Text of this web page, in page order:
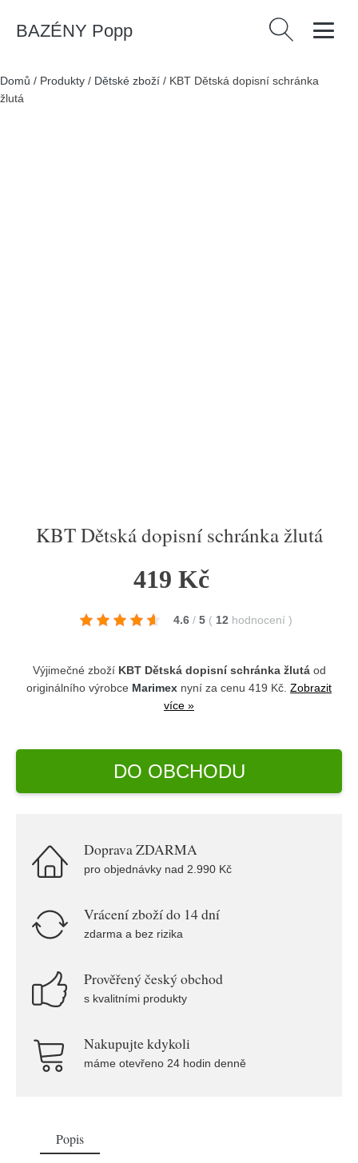
BAZÉNY Popp Vyhledávání
Domů / Produkty / Dětské zboží / KBT Dětská dopisní schránka
žlutá
KBT Dětská dopisní schránka žlutá
419 Kč
4.6 / 5 ( 12 hodnocení )
Výjimečné zboží KBT Dětská dopisní schránka žlutáod
originálního výrobce Marimex nyní za cenu 419 Kč. Zobrazit
více »
DO OBCHODU
Doprava ZDARMA
pro objednávky nad 2.990 Kč
Vrácení zboží do 14 dní
zdarma a bez rizika
Prověřený český obchod
s kvalitními produkty
Nakupujte kdykoli
máme otevřeno 24 hodin denně
Popis